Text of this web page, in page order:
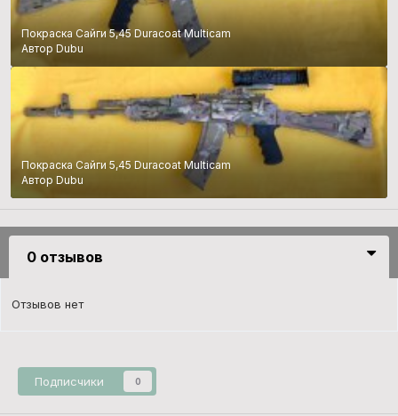
Покраска Сайги 5,45 Duracoat Multicam
Автор Dubu
Покраска Сайги 5,45 Duracoat Multicam
Автор Dubu
0 отзывов
Отзывов нет
Подписчики 0